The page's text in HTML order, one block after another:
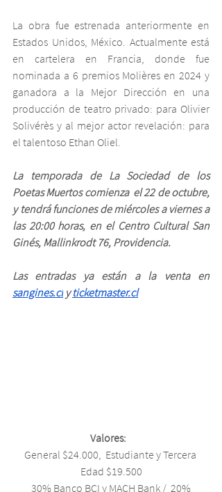
La obra fue estrenada anteriormente en
Estados Unidos, México. Actualmente está
en cartelera en Francia, donde fue
nominada a 6 premios Molières en 2024 y
ganadora a la Mejor Dirección en una
producción de teatro privado: para Olivier
Solivérès y al mejor actor revelación: para
el talentoso Ethan Oliel.
La temporada de La Sociedad de los
Poetas Muertos comienza  el 22 de octubre,
y tendrá funciones de miércoles a viernes a
las 20:00 horas, en el Centro Cultural San
Ginés, Mallinkrodt 76, Providencia.
Las entradas ya están a la venta en
sangines.cl y ticketmaster.cl
Valores:
General $24.000,  Estudiante y Tercera
Edad $19.500
30% Banco BCI y MACH Bank /  20%